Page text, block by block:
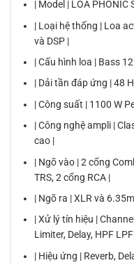
| Model | LOA
| Loại hệ thống | Loa
và DSP |
| Cấu hình loa | Bass
| Dải tần đáp ứng | 48
| Công suất | 1100 W
| Công nghệ ampli |
cao |
| Ngõ vào | 2 cổng
TRS, 2 cổng RCA |
| Ngõ ra | XLR và
| Xử lý tín hiệu |
Limiter, Delay, HPF
| Hiệu ứng | Reverb,